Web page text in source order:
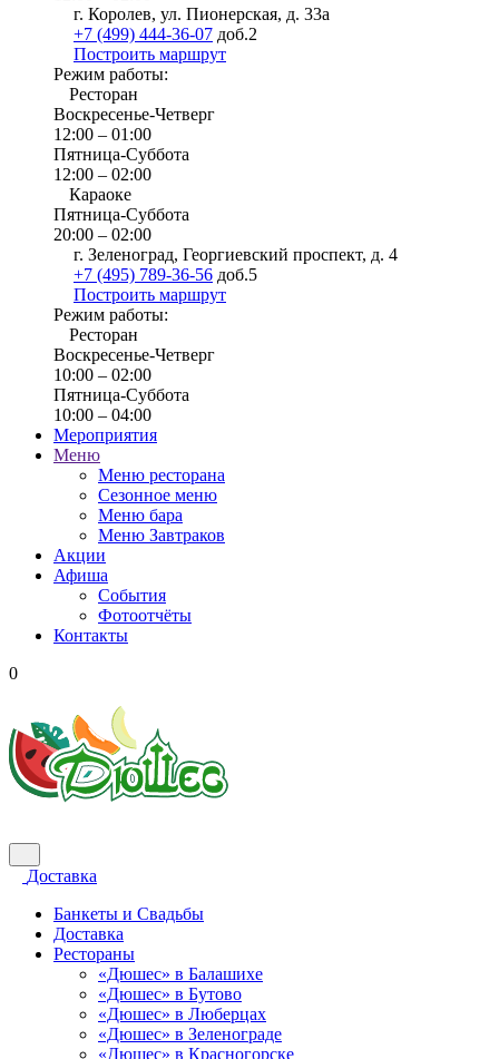
г. Королев, ул. Пионерская, д. 33а
+7 (499) 444-36-07 доб.2
Построить маршрут
Режим работы:
Ресторан
Воскресенье-Четверг
12:00 – 01:00
Пятница-Суббота
12:00 – 02:00
Караоке
Пятница-Суббота
20:00 – 02:00
г. Зеленоград, Георгиевский проспект, д. 4
+7 (495) 789-36-56 доб.5
Построить маршрут
Режим работы:
Ресторан
Воскресенье-Четверг
10:00 – 02:00
Пятница-Суббота
10:00 – 04:00
Мероприятия
Меню
Меню ресторана
Сезонное меню
Меню бара
Меню Завтраков
Акции
Афиша
События
Фотоотчёты
Контакты
0
Доставка
Банкеты и Свадьбы
Доставка
Рестораны
«Дюшес» в Балашихе
«Дюшес» в Бутово
«Дюшес» в Люберцах
«Дюшес» в Зеленограде
«Дюшес» в Красногорске